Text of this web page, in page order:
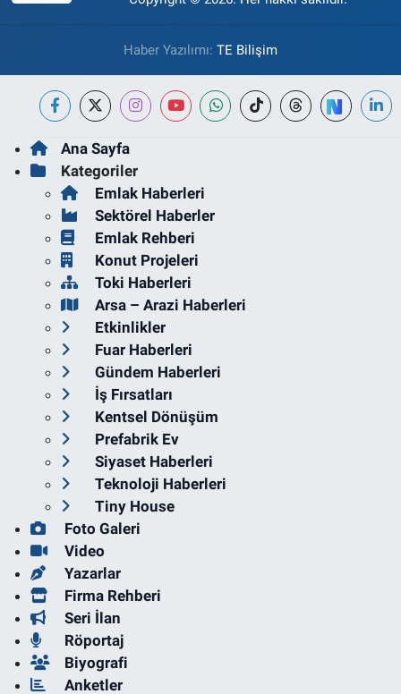
Haber Yazılımı: TE Bilişim
Ana Sayfa
Kategoriler
Emlak Haberleri
Sektörel Haberler
Emlak Rehberi
Konut Projeleri
Toki Haberleri
Arsa – Arazi Haberleri
Etkinlikler
Fuar Haberleri
Gündem Haberleri
İş Fırsatları
Kentsel Dönüşüm
Prefabrik Ev
Siyaset Haberleri
Teknoloji Haberleri
Tiny House
Foto Galeri
Video
Yazarlar
Firma Rehberi
Seri İlan
Röportaj
Biyografi
Anketler